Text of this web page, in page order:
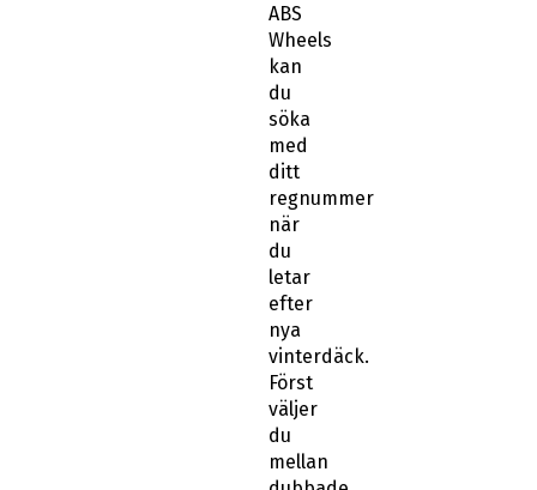
ABS
Wheels
kan
du
söka
med
ditt
regnummer
när
du
letar
efter
nya
vinterdäck.
Först
väljer
du
mellan